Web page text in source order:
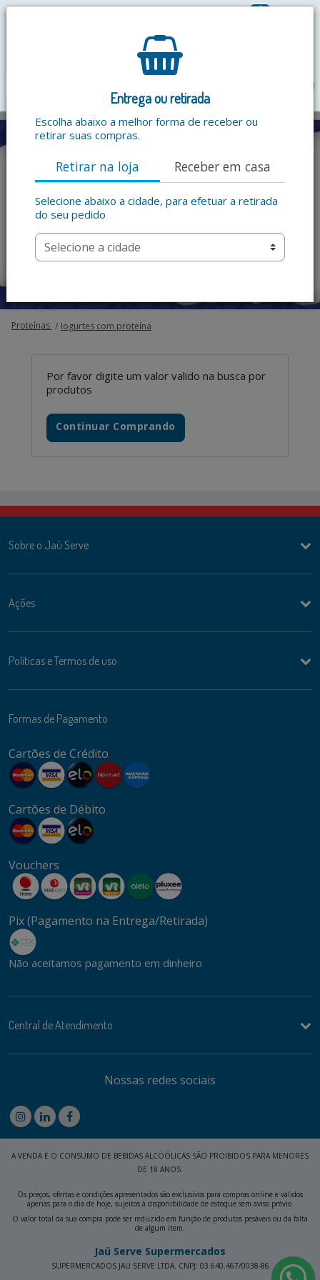
0
Entrega ou retirada
Escolha abaixo a melhor forma de receber ou
retirar suas compras.
Retirar na loja Receber em casa
Selecione abaixo a cidade, para efetuar a retirada
do seu pedido
Proteínas Iogurtes com proteína
Por favor digite um valor valido na busca por
produtos
Continuar Comprando
Sobre o Jaú Serve
Ações
Politicas e Termos de uso
Formas de Pagamento
Cartões de Crédito
Cartões de Débito
Vouchers
Pix (Pagamento na Entrega/Retirada)
Não aceitamos pagamento em dinheiro
Central de Atendimento
Nossas redes sociais
A VENDA E O CONSUMO DE BEBIDAS ALCOÓLICAS SÃO PROIBIDOS PARA MENORES
DE 18 ANOS.
Os preços, ofertas e condições apresentados são exclusivos para compras online e válidos
apenas para o dia de hoje, sujeitos à disponibilidade de estoque sem aviso prévio.
O valor total da sua compra pode ser reduzido em função de produtos pesáveis ou da falta
de algum item.
Jaú Serve Supermercados
SUPERMERCADOS JAU SERVE LTDA. CNPJ: 03.640.467/0038-86